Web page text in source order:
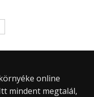
online
mindent megtalál,